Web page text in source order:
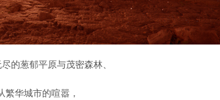
的葱郁平原与茂密森林、
华城市的喧嚣，